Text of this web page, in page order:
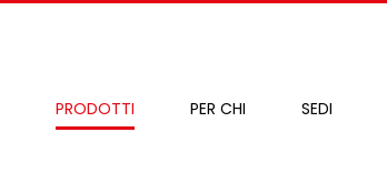
PRODOTTI PER CHI SEDI